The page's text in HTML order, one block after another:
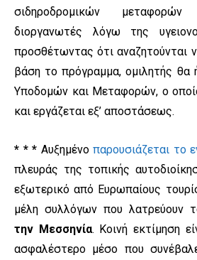
σιδηροδρομικών
διοργανωτές λόγω της
προσθέτωντας ότι αναζητούνται
βάση το πρόγραμμα, ομιλητής θα
Υποδομών και Μεταφορών, ο
και εργάζεται εξ’ αποστάσεως.
* * * Αυξημένο παρουσιάζεται το
πλευράς της τοπικής
εξωτερικό από Ευρωπαίους
μέλη συλλόγων που λατρεύουν
την Μεσσηνία. Κοινή εκτίμηση
ασφαλέστερο μέσο που